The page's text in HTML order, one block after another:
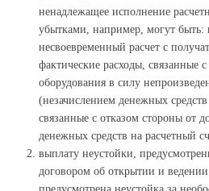
ненадлежащее исполнение
убытками, например, могут быть:
несвоевременный расчет с
фактические расходы, связанные
оборудования в силу
(незачислением денежных
связанные с отказом стороны от
денежных средств на расчетный
выплату неустойки,
договором об открытии и